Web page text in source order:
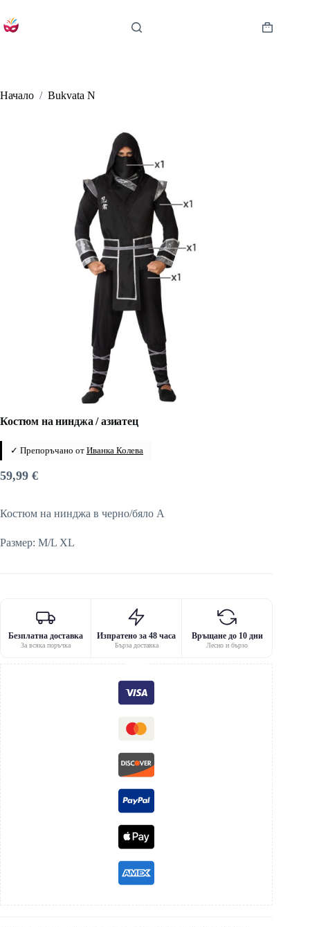
to
content
Shopping
Начало / Bukvata N
Костюм на нинджа / азиатец
✓ Препоръчано от Иванка Колева
59,99 €
Костюм на нинджа в черно/бяло A
Размер: M/L XL
Безплатна доставка
За всяка поръчка
Изпратено за 48 часа
Бърза доставка
Връщане до 10 дни
Лесно и бързо